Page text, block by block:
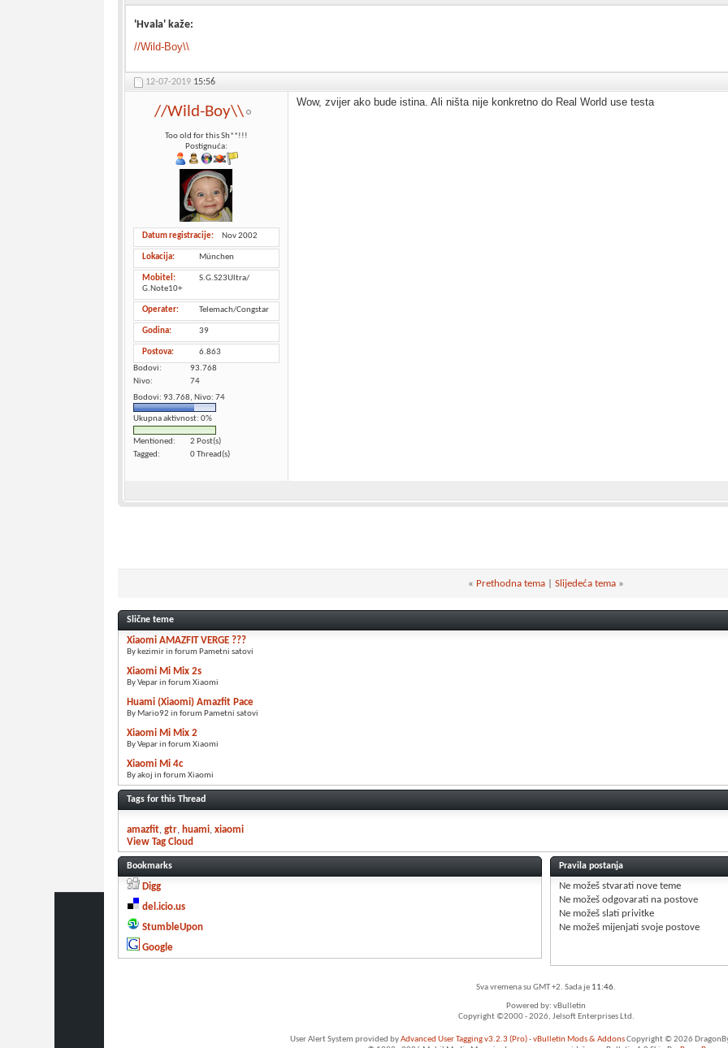
'Hvala' kaže:
//Wild-Boy\\
12-07-2019 15:56
//Wild-Boy\\
Too old for this Sh**!!!
Postignuća:
Datum registracije Nov 2002
Lokacija München
Mobitel
S.G.S23Ultra/
G.Note10+
Operater Telemach/Congstar
Godina 39
Postova
6.863
Bodovi
93.768
Nivo
74
Bodovi: 93.768, Nivo: 74
Ukupna aktivnost: 0%
Mentioned
2 Post(s)
Tagged
0 Thread(s)
Wow, zvijer ako bude istina. Ali ništa nije konkretno do Real World use testa
« Prethodna tema Slijedeća tema »
Slične teme
Xiaomi AMAZFIT VERGE ???
By kezimir in forum Pametni satovi
Xiaomi Mi Mix 2s
By Vepar in forum Xiaomi
Huami (Xiaomi) Amazfit Pace
By Mario92 in forum Pametni satovi
Xiaomi Mi Mix 2
By Vepar in forum Xiaomi
Xiaomi Mi 4c
By akoj in forum Xiaomi
Tags for this Thread
amazfit gtr huami xiaomi
View Tag Cloud
Bookmarks
Digg
del.icio.us
StumbleUpon
Google
Pravila postanja
Ne možeš stvarati nove teme
Ne možešodgovarati na postove
Ne možeš slati privitke
Ne možeš mijenjati svoje postove
Sva vremena su GMT +2. Sada je 11:46.
Powered by: vBulletin
Copyright ©2000 - 2026, Jelsoft Enterprises Ltd.
User Alert System provided byAdvanced User Tagging v3.2.3 (Pro)-vBulletin Mods & AddonsCopyright © 2026